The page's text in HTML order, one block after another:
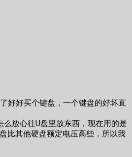
好好买个键盘，一个键盘的好坏直
放心往U盘里放东西，现在用的是
比其他硬盘额定电压高些，所以我